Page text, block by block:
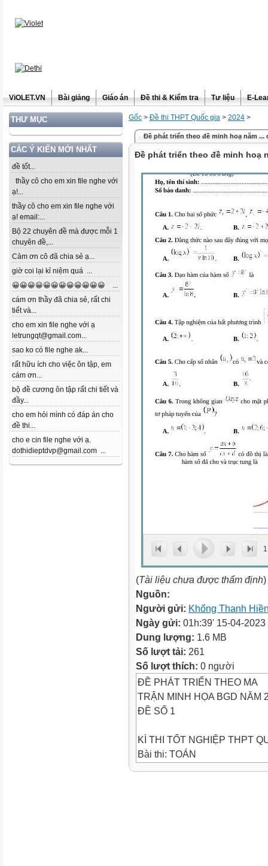
ViOLET.VN Bài giảng Giáo án Đề thi & Kiểm tra Tư liệu E-
THƯ MỤC
CÁC Ý KIẾN MỚI NHẤT
đề tốt...
thầy cô cho em xin file nghe với
ạ!...
thầy cô cho em xin file nghe với
ạ! email:...
Bộ 22 chuyên đề mà được mỗi 1
chuyên đề,...
Cảm ơn cô đã chia sẻ ạ...
giờ coi lại kỉ niệm quá ...
😀😀😀😀😀😀😀😀😀😀😀😀 ...
cám ơn thầy đã chia sẻ, rất chi
tiết và...
cho em xin file nghe với ạ
letrungqt@gmail.com...
sao ko có file nghe ak...
rất hữu ích cho việc ôn tập, em
cám ơn...
bộ đề cương ôn tập rất chi tiết và
đầy...
cho em hỏi mình có đáp án cho
đề thi...
cho e cin file nghe với ạ.
dothidieptdvp@gmail.com ...
Gốc > Đề thi THPT Quốc gia > 2024 >
Đề phát triển theo đề minh hoạ năm ...
Đề phát triển theo đề minh hoạ
1
(Tài liệu chưa được thẩm định)
Nguồn:
Người gửi: Khổng Thanh
Ngày gửi: 01h:39' 15-04-2023
Dung lượng: 1.6 MB
Số lượt tải: 261
Số lượt thích: 0 người
ĐỀ PHÁT TRIỂN THEO MA
TRẬN MINH HỌA BGD NĂM
ĐỀ SỐ 1
KÌ THI TỐT NGHIỆP THPT
Bài thi: TOÁN